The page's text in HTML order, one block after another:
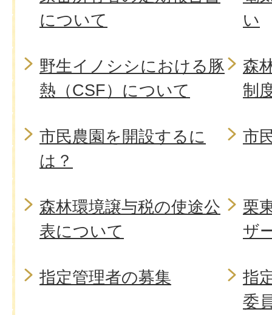
について
い
野生イノシシにおける豚
熱（CSF）について
森
制
市民農園を開設するに
は？
市
森林環境譲与税の使途公
表について
栗
ザ
指定管理者の募集
指
委